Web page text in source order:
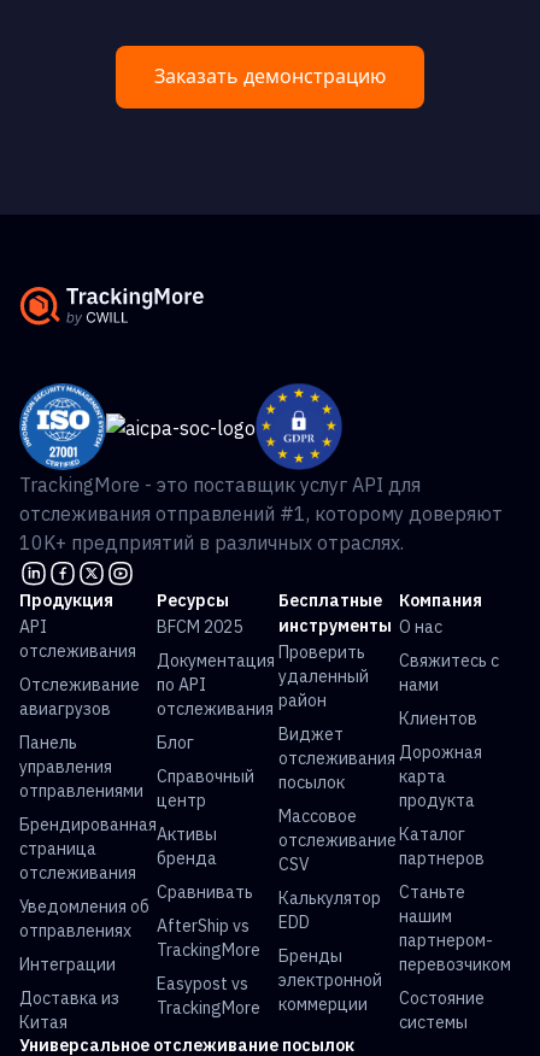
Заказать демонстрацию
TrackingMore - это поставщик услуг API для
отслеживания отправлений #1, которому доверяют
10K+ предприятий в различных отраслях.
Продукция
API
отслеживания
Отслеживание
авиагрузов
Панель
управления
отправлениями
Брендированная
страница
отслеживания
Уведомления об
отправлениях
Интеграции
Доставка из
Китая
Ресурсы
BFCM 2025
Документация
по API
отслеживания
Блог
Справочный
центр
Активы
бренда
Сравнивать
AfterShip vs
TrackingMore
Easypost vs
TrackingMore
Бесплатные
инструменты
Проверить
удаленный
район
Виджет
отслеживания
посылок
Массовое
отслеживание
CSV
Калькулятор
EDD
Бренды
электронной
коммерции
Компания
О нас
Свяжитесь с
нами
Клиентов
Дорожная
карта
продукта
Каталог
партнеров
Станьте
нашим
партнером-
перевозчиком
Состояние
системы
Универсальное отслеживание посылок